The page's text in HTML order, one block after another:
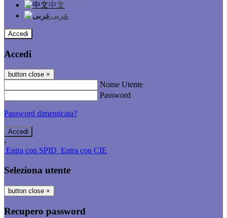
中文
عربى
Accedi
Accedi
button close ×
Nome Utente
Password
Password dimenticata?
-
Entra con SPID Entra con CIE
Seleziona utente
button close ×
Recupero password